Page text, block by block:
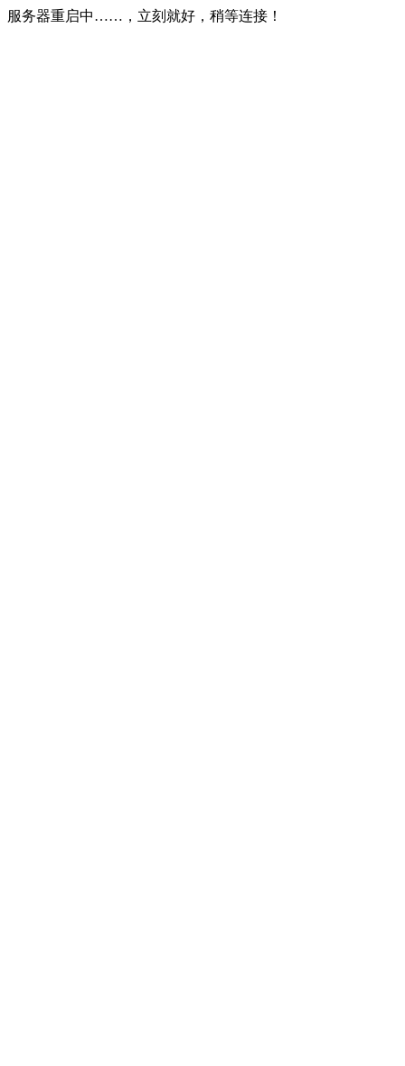
服务器重启中……，立刻就好，稍等连接！